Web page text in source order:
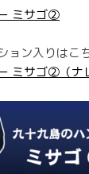
ミサゴ②
ョン入りはこ
ミサゴ②（ナ